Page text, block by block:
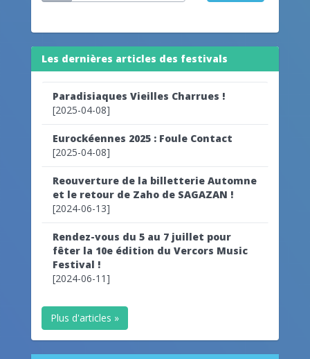
Les dernières articles des festivals
Paradisiaques Vieilles Charrues !
[2025-04-08]
Eurockéennes 2025 : Foule Contact
[2025-04-08]
Reouverture de la billetterie Automne
et le retour de Zaho de SAGAZAN !
[2024-06-13]
Rendez-vous du 5 au 7 juillet pour
fêter la 10e édition du Vercors Music
Festival !
[2024-06-11]
Plus d'articles »